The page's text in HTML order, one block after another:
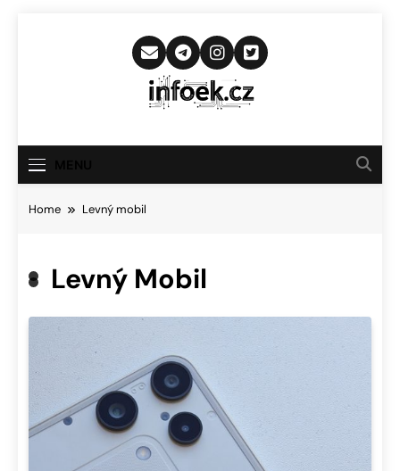
Infoek.cz
Novinkám
Home Levný mobil
Levný Mobil